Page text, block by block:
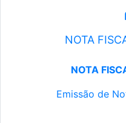
NOTA
NOTA
Emissão de